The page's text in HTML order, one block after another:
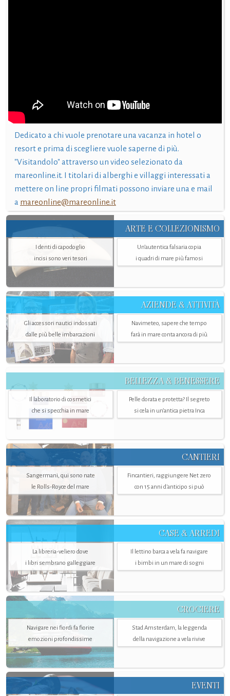
Dedicato a chi vuole prenotare una vacanza in hotel o
resort e prima di scegliere vuole saperne di più.
"Visitandolo" attraverso un video selezionato da
mareonline.it. I titolari di alberghi e villaggi interessati a
mettere on line propri filmati possono inviare una e mail
a mareonline@mareonline.it
ARTE E COLLEZIONISMO
I denti di capodoglio
incisi sono veri tesori
Un’autentica falsaria copia
i quadri di mare più famosi
AZIENDE & ATTIVITÀ
Gli accessori nautici indossati
dalle più belle imbarcazioni
Navimeteo, sapere che tempo
farà in mare conta ancora di più
BELLEZZA & BENESSERE
Il laboratorio di cosmetici
che si specchia in mare
Pelle dorata e protetta? Il segreto
si cela in un’antica pietra Inca
CANTIERI
Sangermani, qui sono nate
le Rolls-Royce del mare
Fincantieri, raggiungere Net zero
con 15 anni d'anticipo si può
CASE & ARREDI
La libreria-veliero dove
i libri sembrano galleggiare
Il lettino barca a vela fa navigare
i bimbi in un mare di sogni
CROCIERE
Navigare nei fiordi fa fiorire
emozioni profondissime
Stad Amsterdam, la leggenda
della navigazione a vela rivive
EVENTI